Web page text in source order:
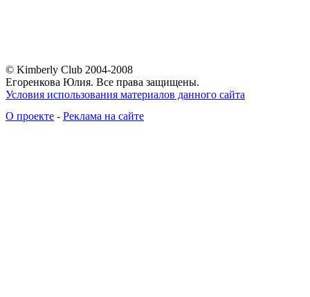
© Kimberly Club 2004-2008
Егоренкова Юлия. Все права защищены.
Условия использования материалов данного сайта
О проекте - Реклама на сайте